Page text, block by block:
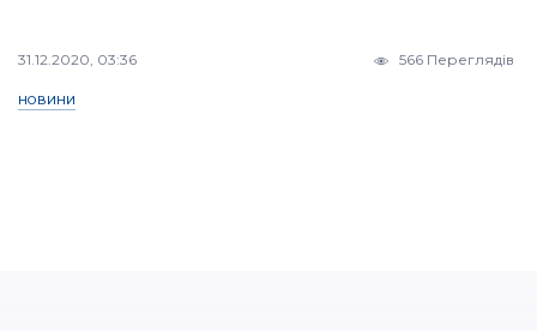
31.12.2020, 03:36 566 Переглядів
НОВИНИ